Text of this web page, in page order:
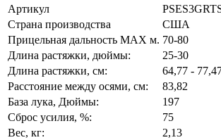
Артикул
Страна производства
США
Прицельная дальность MAX м. 70-80
Длина растяжки, дюймы:
25-30
Длина растяжки, cм:
64,77 -
Расстояние между осями, см:
83,82
База лука, Дюймы:
197
Сброс усилия, %:
75
Вес, кг:
2,13